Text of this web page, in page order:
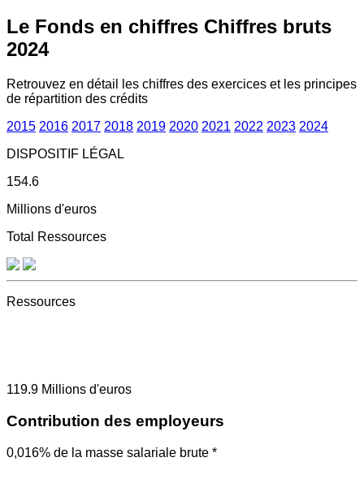
Le Fonds en chiffres Chiffres bruts
2024
Retrouvez en détail les chiffres des exercices et les principes
de répartition des crédits
2015 2016 2017 2018 2019 2020 2021 2022 2023 2024
DISPOSITIF LÉGAL
154.6
Millions d'euros
Total Ressources
Ressources
119.9 Millions d'euros
Contribution des employeurs
0,016% de la masse salariale brute *